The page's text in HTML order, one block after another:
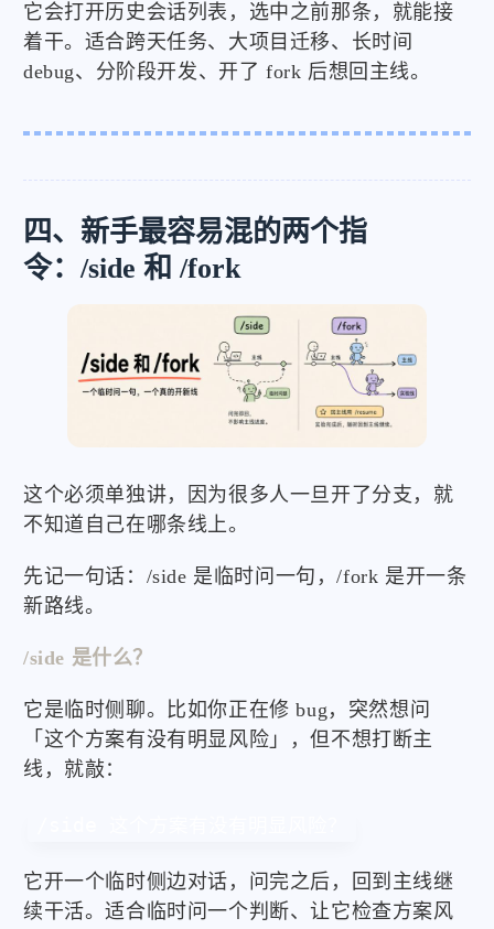
它会打开历史会话列表，选中之前那条，就能接
着干。适合跨天任务、大项目迁移、长时间
debug、分阶段开发、开了 fork 后想回主线。
四、新手最容易混的两个指
令：/side 和 /fork
这个必须单独讲，因为很多人一旦开了分支，就
不知道自己在哪条线上。
先记一句话：/side 是临时问一句，/fork 是开一条
新路线。
/side 是什么？
它是临时侧聊。比如你正在修 bug，突然想问
「这个方案有没有明显风险」，但不想打断主
线，就敲：
它开一个临时侧边对话，问完之后，回到主线继
续干活。适合临时问一个判断、让它检查方案风